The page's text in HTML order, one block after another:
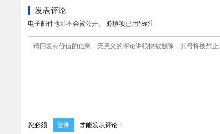
发表评论
电子邮件地址不会被公开。 必填项已用*标注
您必须 登录 才能发表评论！